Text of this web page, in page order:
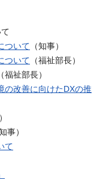
ついて （知事）
ついて （福祉部長）
（福祉部長）
の改善に向けたDXの推
事）
て